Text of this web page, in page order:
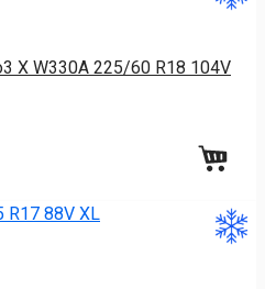
X W330A 225/60 R18 104V